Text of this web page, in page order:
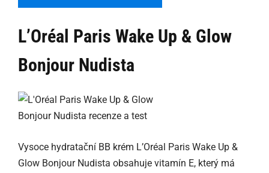
L’Oréal Paris Wake Up & Glow
Bonjour Nudista
Vysoce hydratační BB krém L’Oréal Paris Wake Up &
Glow Bonjour Nudista obsahuje vitamín E, který má